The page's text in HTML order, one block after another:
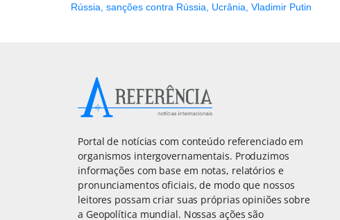
Rússia sanções contra Rússia Ucrânia Vladimir Putin
Portal de notícias com conteúdo referenciado em
organismos intergovernamentais. Produzimos
informações com base em notas, relatórios e
pronunciamentos oficiais, de modo que nossos
leitores possam criar suas próprias opiniões sobre
a Geopolítica mundial. Nossas ações são